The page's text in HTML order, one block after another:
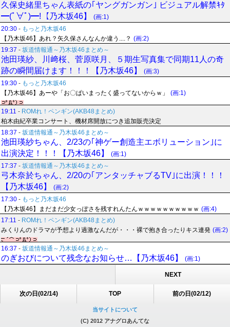
久保史緒里ちゃん表紙の｢ヤングガンガン｣ ビジュアル解禁ｷﾀ
━(ﾟ∀ﾟ)━!【乃木坂46】
(画:1)
20:30 - もっと乃木坂46
【乃木坂46】あれ？矢久保さんなんか違う....？ (画:2)
19:37 - 坂道情報通～乃木坂46まとめ～
池田瑛紗、川﨑桜、菅原咲月、５期生写真集で同期11人の奇
跡の瞬間届けます！！！【乃木坂46】
(画:3)
19:30 - もっと乃木坂46
【乃木坂46】あーや「お〇ぱいまったく盛ってないからｗ」
(画:1)
19:11 - ROMれ！ペンギン(AKB48まとめ)
柏木由紀卒業コンサート、機材席開放につき追加販売決定
18:37 - 坂道情報通～乃木坂46まとめ～
池田瑛紗ちゃん、2/23の｢神ゲー創造主エボリューション｣に
出演決定！！！【乃木坂46】
(画:1)
17:37 - 坂道情報通～乃木坂46まとめ～
弓木奈於ちゃん、2/20の｢アンタッチャブるTV｣に出演！！！
【乃木坂46】
(画:2)
17:30 - もっと乃木坂46
【乃木坂46】まだまだ少女っぽさを残すれんたんｗｗｗｗｗｗｗｗｗｗ (画:4)
17:11 - ROMれ！ペンギン(AKB48まとめ)
みくりんのドラマが予想より過激なんだが・・・裸で抱き合ったりキス連発 (画:2)
16:37 - 坂道情報通～乃木坂46まとめ～
のぎおびについて残念なお知らせ…【乃木坂46】 (画:1)
NEXT
次の日(02/14) TOP 前の日(02/12)
当サイトについて
(C) 2012 アナグロあんてな